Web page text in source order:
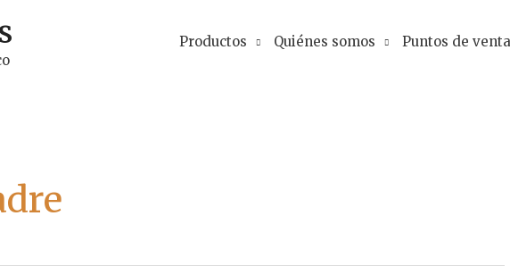
Productos Quiénes somos Puntos de venta